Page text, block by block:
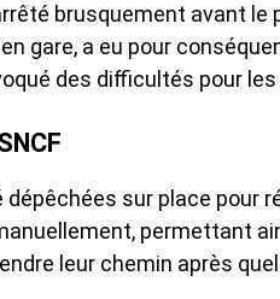
brusquement avant le
gare, a eu pour
des difficultés pour
dépêchées sur place pour
permettant
leur chemin après